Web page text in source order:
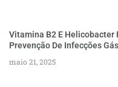
Vitamina B2 E Helicobacter
Prevenção De Infecções
maio 21, 2025